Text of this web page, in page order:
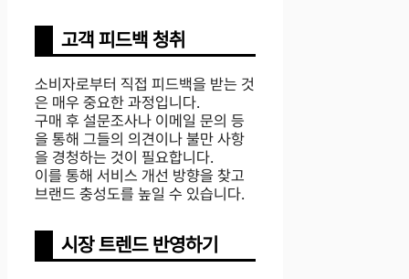
고객 피드백 청취
소비자로부터 직접 피드백을 받는 것
은 매우 중요한 과정입니다.
구매 후 설문조사나 이메일 문의 등
을 통해 그들의 의견이나 불만 사항
을 경청하는 것이 필요합니다.
이를 통해 서비스 개선 방향을 찾고
브랜드 충성도를 높일 수 있습니다.
시장 트렌드 반영하기